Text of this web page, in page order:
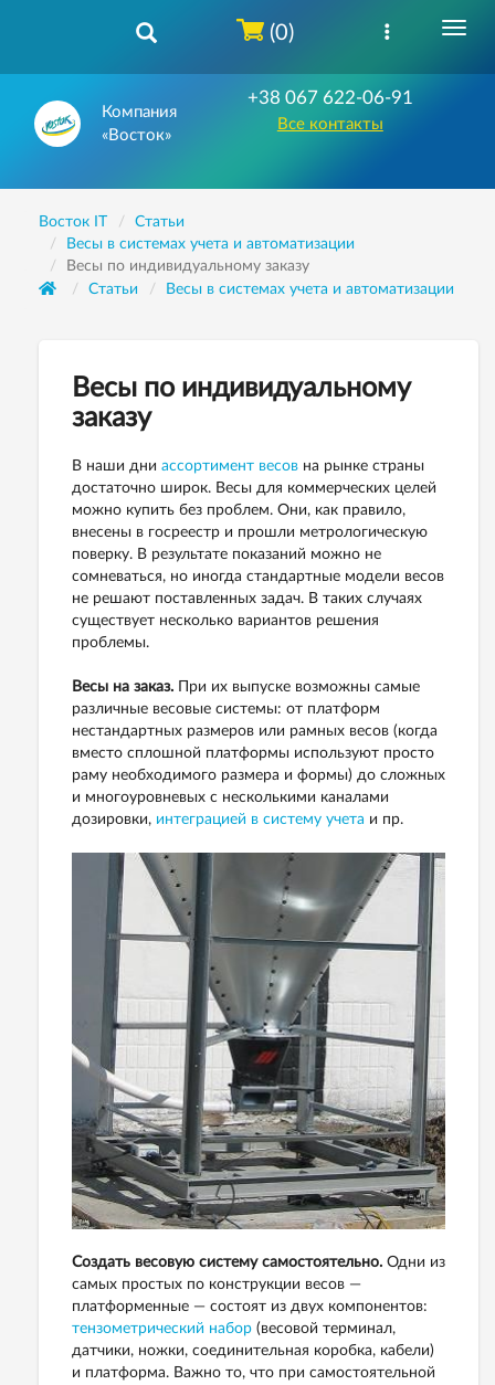
Компания
«Восток»
+38 067 622-06-91
Все контакты
(0)
Восток IT
Статьи
Весы в системах учета и автоматизации
Весы по индивидуальному заказу
Статьи
Весы в системах учета и автоматизации
Весы по индивидуальному
заказу
В наши дни ассортимент весов на рынке страны
достаточно широк. Весы для коммерческих целей
можно купить без проблем. Они, как правило,
внесены в госреестр и прошли метрологическую
поверку. В результате показаний можно не
сомневаться, но иногда стандартные модели весов
не решают поставленных задач. В таких случаях
существует несколько вариантов решения
проблемы.
Весы на заказ. При их выпуске возможны самые
различные весовые системы: от платформ
нестандартных размеров или рамных весов (когда
вместо сплошной платформы используют просто
раму необходимого размера и формы) до сложных
и многоуровневых с несколькими каналами
дозировки, интеграцией в систему учета и пр.
Создать весовую систему самостоятельно. Одни из
самых простых по конструкции весов —
платформенные — состоят из двух компонентов:
тензометрический набор (весовой терминал,
датчики, ножки, соединительная коробка, кабели)
и платформа. Важно то, что при самостоятельной